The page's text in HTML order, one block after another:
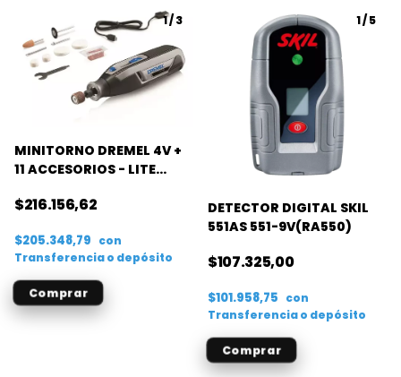
1/3
MINITORNO DREMEL 4V +
11 ACCESORIOS - LITE
$216.156,62
$205.348,79 con
Transferencia o depósito
1/5
DETECTOR DIGITAL SKIL
551AS 551-9V(RA550)
$107.325,00
$101.958,75 con
Transferencia o depósito